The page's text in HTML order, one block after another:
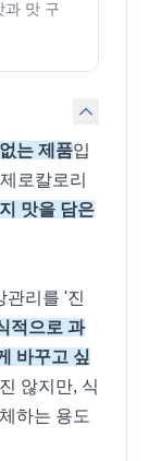
과 맛 구
는 제품입
로칼로리
맛을 담은
관리를 '진
적으로 과
바꾸고 싶
않지만, 식
하는 용도